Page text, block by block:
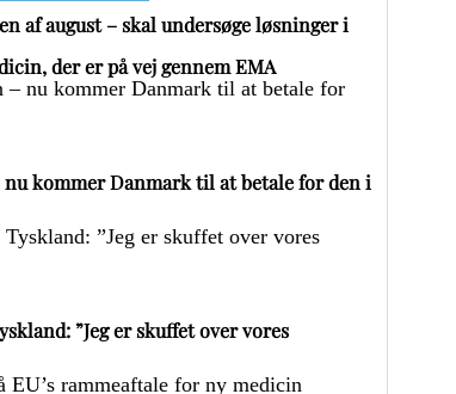
af august – skal undersøge løsninger i
der er på vej gennem EMA
kommer Danmark til at betale for den i
”Jeg er skuffet over vores